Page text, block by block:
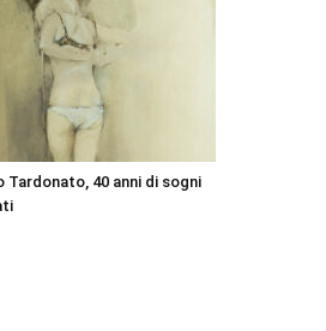
Tardonato, 40 anni di sogni